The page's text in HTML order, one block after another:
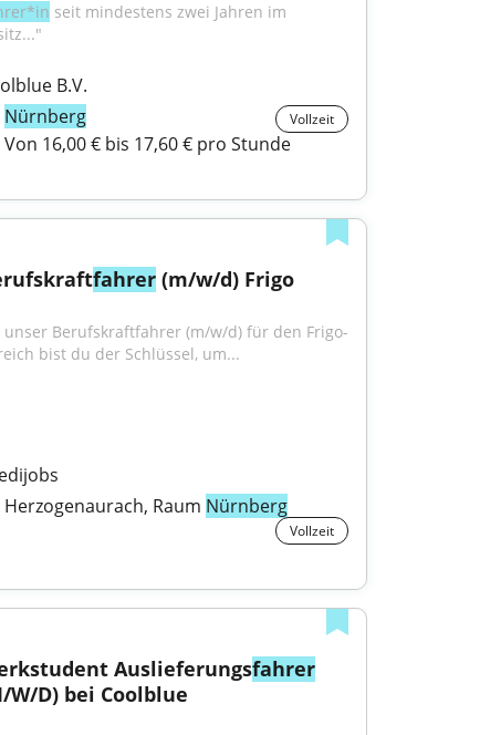
seit mindestens zwei Jahren im
B.V.
Nürnberg
Vollzeit
Von 16,00 € bis 17,60 € pro Stunde
fahrer (m/w/d) Frigo
unser Berufskraftfahrer (m/w/d) für den Frigo-
bist du der Schlüssel, um...
Herzogenaurach, Raum Nürnberg
Vollzeit
Auslieferungsfahrer
W/D) bei Coolblue